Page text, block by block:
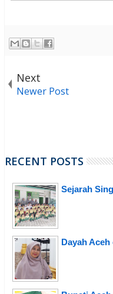
Next
Newer Post
RECENT POSTS
Sejarah
Dayah